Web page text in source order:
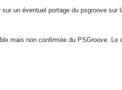
un éventuel portage du psgroove
mais non confirmée du PSGroove.